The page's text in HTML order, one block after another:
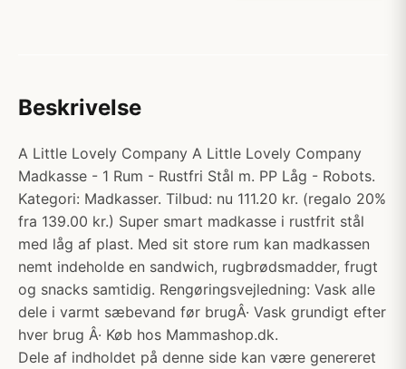
Beskrivelse
A Little Lovely Company A Little Lovely Company
Madkasse - 1 Rum - Rustfri Stål m. PP Låg - Robots.
Kategori: Madkasser. Tilbud: nu 111.20 kr. (regalo 20%
fra 139.00 kr.) Super smart madkasse i rustfrit stål
med låg af plast. Med sit store rum kan madkassen
nemt indeholde en sandwich, rugbrødsmadder, frugt
og snacks samtidig. Rengøringsvejledning: Vask alle
dele i varmt sæbevand før brugÂ· Vask grundigt efter
hver brug Â· Køb hos Mammashop.dk.
Dele af indholdet på denne side kan være genereret